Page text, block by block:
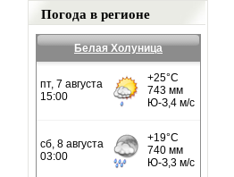
Погода в регионе
Белая Холуница